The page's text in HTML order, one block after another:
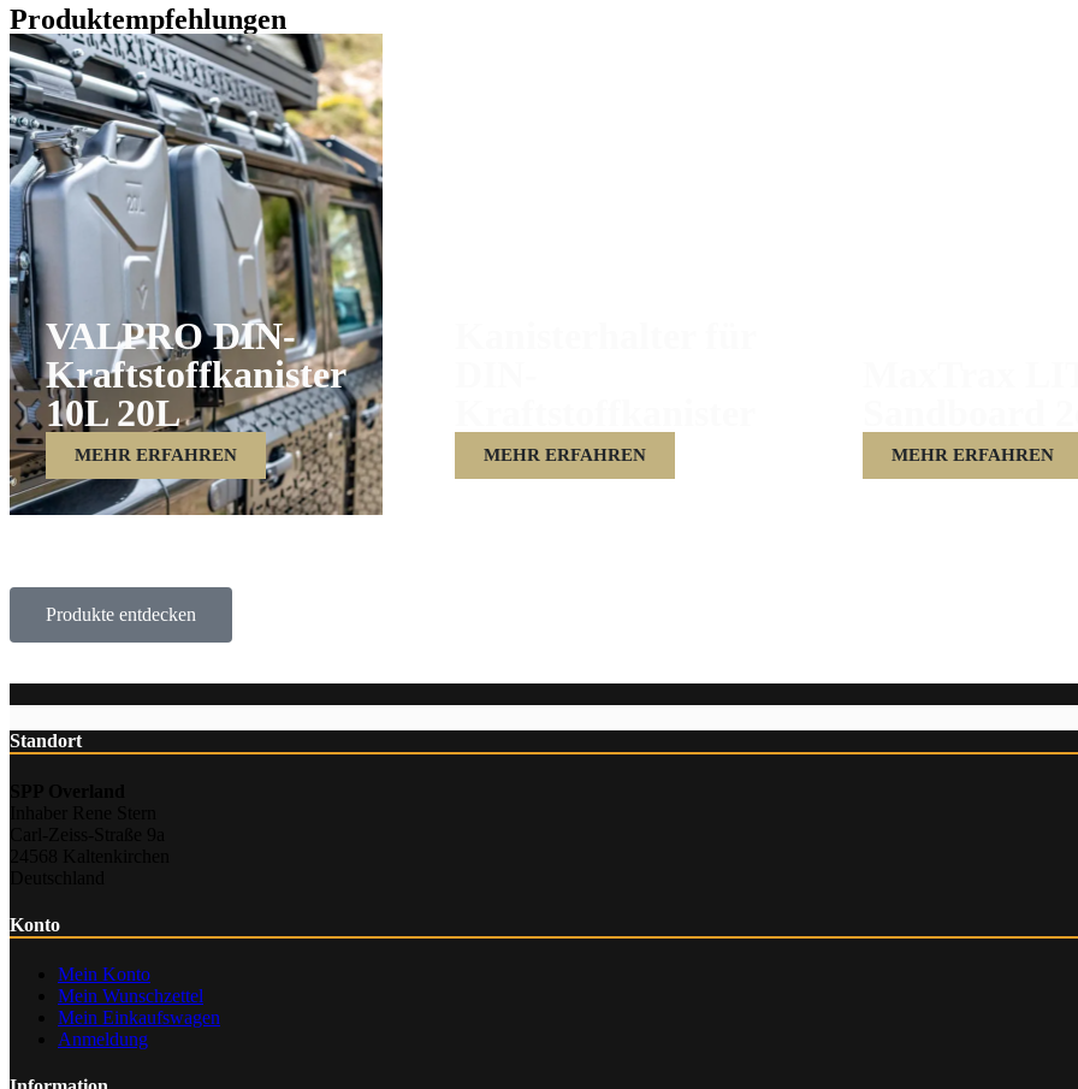
Produktempfehlungen
MEHR ERFAHREN
VALPRO DIN-
Kraftstoffkanister
10L 20L
MEHR ERFAHREN MEHR ERFAHREN
Produkte entdecken
Standort
Konto
Mein Konto
Mein Wunschzettel
Mein Einkaufswagen
Anmeldung